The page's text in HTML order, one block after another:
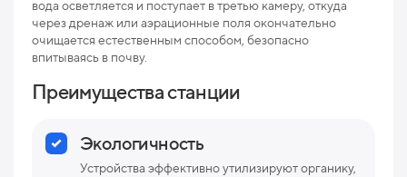
вода осветляется и поступает в третью камеру, откуда
через дренаж или аэрационные поля окончательно
очищается естественным способом, безопасно
впитываясь в почву.
Преимущества станции
Экологичность
Устройства эффективно утилизируют органику,